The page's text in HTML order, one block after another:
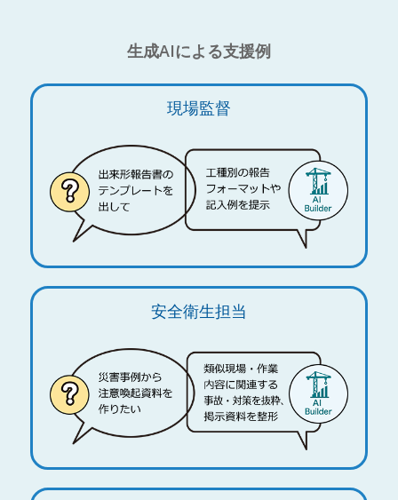
生成AIによる支援例
現場監督
安全衛生担当